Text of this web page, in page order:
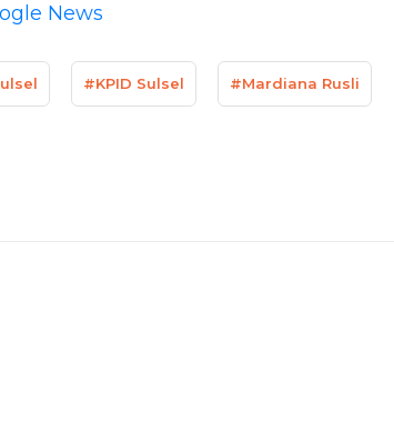
News
#KPID Sulsel #Mardiana Rusli